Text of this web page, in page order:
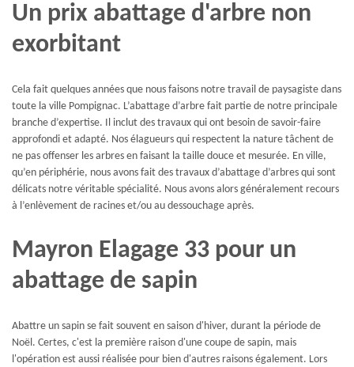
Un prix abattage d'arbre non
exorbitant
Cela fait quelques années que nous faisons notre travail de paysagiste dans
toute la ville Pompignac. L’abattage d’arbre fait partie de notre principale
branche d’expertise. Il inclut des travaux qui ont besoin de savoir-faire
approfondi et adapté. Nos élagueurs qui respectent la nature tâchent de
ne pas offenser les arbres en faisant la taille douce et mesurée. En ville,
qu’en périphérie, nous avons fait des travaux d’abattage d’arbres qui sont
délicats notre véritable spécialité. Nous avons alors généralement recours
à l’enlèvement de racines et/ou au dessouchage après.
Mayron Elagage 33 pour un
abattage de sapin
Abattre un sapin se fait souvent en saison d'hiver, durant la période de
Noël. Certes, c'est la première raison d'une coupe de sapin, mais
l'opération est aussi réalisée pour bien d'autres raisons également. Lors